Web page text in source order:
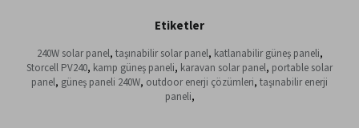
Etiketler
240W solar panel, taşınabilir solar panel, katlanabilir güneş paneli,
Storcell PV240, kamp güneş paneli, karavan solar panel, portable solar
panel, güneş paneli 240W, outdoor enerji çözümleri, taşınabilir enerji
paneli,